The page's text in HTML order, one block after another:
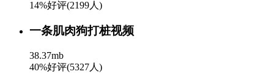
14%好评(2199人)
一条肌肉狗打桩视频
38.37mb
40%好评(5327人)